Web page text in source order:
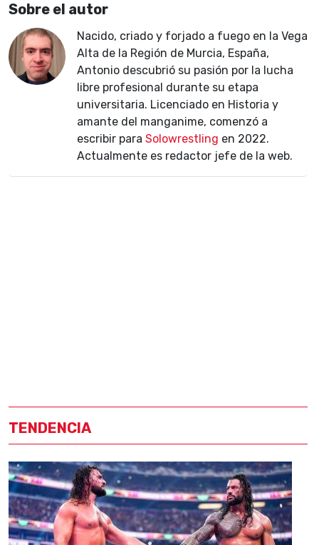
Sobre el autor
Nacido, criado y forjado a fuego en la Vega
Alta de la Región de Murcia, España,
Antonio descubrió su pasión por la lucha
libre profesional durante su etapa
universitaria. Licenciado en Historia y
amante del manganime, comenzó a
escribir para Solowrestling en 2022.
Actualmente es redactor jefe de la web.
TENDENCIA